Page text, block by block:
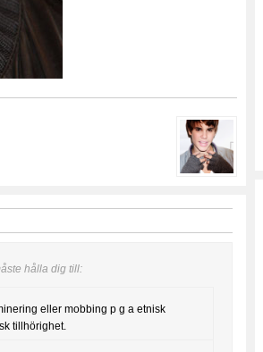
hålla dig till:
eller mobbing p g a etnisk
tillhörighet.